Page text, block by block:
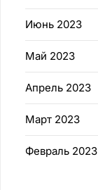
Июнь 2023
Май 2023
Апрель 2023
Март 2023
Февраль 2023